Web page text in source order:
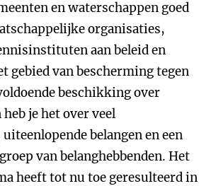
en waterschappen goed
organisaties,
aan beleid en
gebied van bescherming tegen
beschikking over
je het over veel
belangen en een
van belanghebbenden. Het
heeft tot nu toe geresulteerd in